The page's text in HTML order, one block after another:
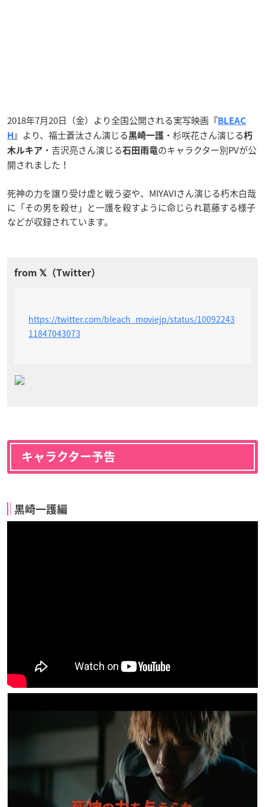
2018年7月20日（金）より全国公開される実写映画 『BLEAC
H 』 より、福士蒼汰さん演じる黒崎一護 ・杉咲花さん演じる朽
木ルキア ・吉沢亮さん演じる石田雨竜のキャラクター別PVが公
開されました！
死神の力を譲り受け虚と戦う姿や、MIYAVIさん演じる朽木白哉
に「その男を殺せ」と一護を殺すように命じられ葛藤する様子
などが収録されています。
https://twitter.com/bleach_moviejp/status/10092243
11847043073
キャラクター予告
黒崎一護編